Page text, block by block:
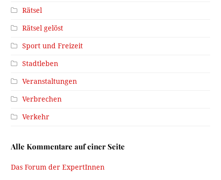
Rätsel
Rätsel gelöst
Sport und Freizeit
Stadtleben
Veranstaltungen
Verbrechen
Verkehr
Alle Kommentare auf einer Seite
Das Forum der ExpertInnen